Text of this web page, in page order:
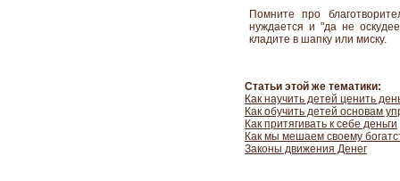
Помните про
нуждается и "да не
кладите в шапку или миску.
Статьи этой же тематики:
Как научить детей ценить
Как обучить детей основам
Как притягивать к себе деньги
Как мы мешаем своему
Законы движения Денег